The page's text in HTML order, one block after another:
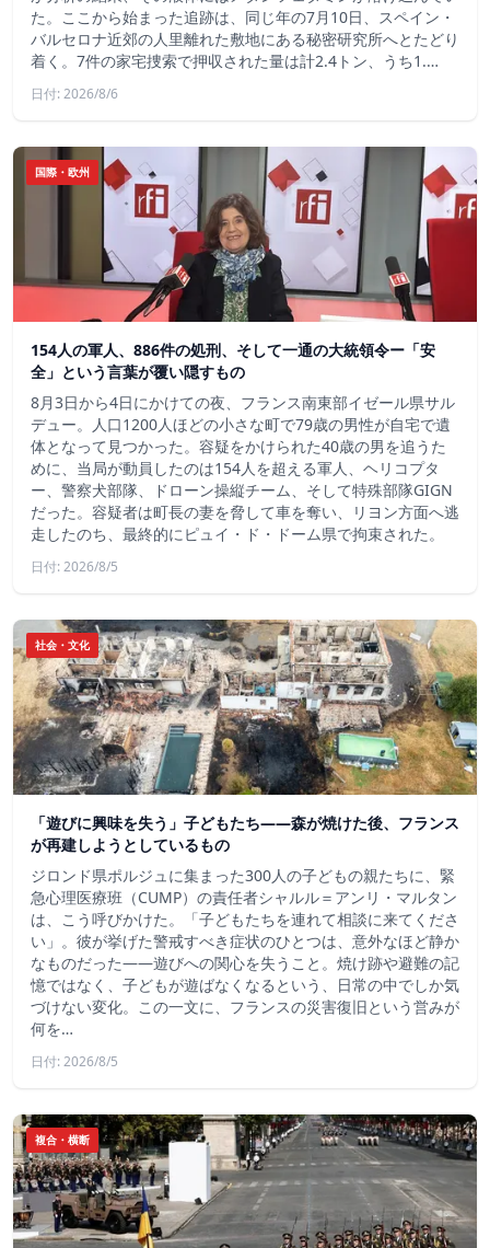
た。ここから始まった追跡は、同じ年の7月10日、スペイン・
バルセロナ近郊の人里離れた敷地にある秘密研究所へとたどり
着く。7件の家宅捜索で押収された量は計2.4トン、うち1.…
日付: 2026/8/6
国際・欧州
154人の軍人、886件の処刑、そして一通の大統領令ー「安
全」という言葉が覆い隠すもの
8月3日から4日にかけての夜、フランス南東部イゼール県サル
デュー。人口1200人ほどの小さな町で79歳の男性が自宅で遺
体となって見つかった。容疑をかけられた40歳の男を追うた
めに、当局が動員したのは154人を超える軍人、ヘリコプタ
ー、警察犬部隊、ドローン操縦チーム、そして特殊部隊GIGN
だった。容疑者は町長の妻を脅して車を奪い、リヨン方面へ逃
走したのち、最終的にピュイ・ド・ドーム県で拘束された。
日付: 2026/8/5
社会・文化
「遊びに興味を失う」子どもたち——森が焼けた後、フランス
が再建しようとしているもの
ジロンド県ポルジュに集まった300人の子どもの親たちに、緊
急心理医療班（CUMP）の責任者シャルル＝アンリ・マルタン
は、こう呼びかけた。「子どもたちを連れて相談に来てくださ
い」。彼が挙げた警戒すべき症状のひとつは、意外なほど静か
なものだった――遊びへの関心を失うこと。焼け跡や避難の記
憶ではなく、子どもが遊ばなくなるという、日常の中でしか気
づけない変化。この一文に、フランスの災害復旧という営みが
何を…
日付: 2026/8/5
複合・横断